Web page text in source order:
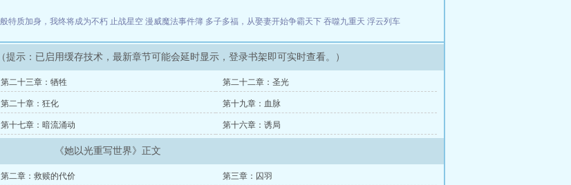
特质加身，我终将成为不朽 止战星空 漫威魔法事件簿 多子多福，从娶妻开始争霸天下 吞噬九重天 浮云列车
（提示：已启用缓存技术，最新章节可能会延时显示，登录书架即可实时查看。）
第二十三章：牺牲 第二十二章：圣光
第二十章：狂化 第十九章：血脉
第十七章：暗流涌动 第十六章：诱局
《她以光重写世界》正文
第二章：救赎的代价 第三章：囚羽